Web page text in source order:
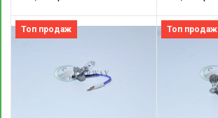
Топ продаж Топ продаж